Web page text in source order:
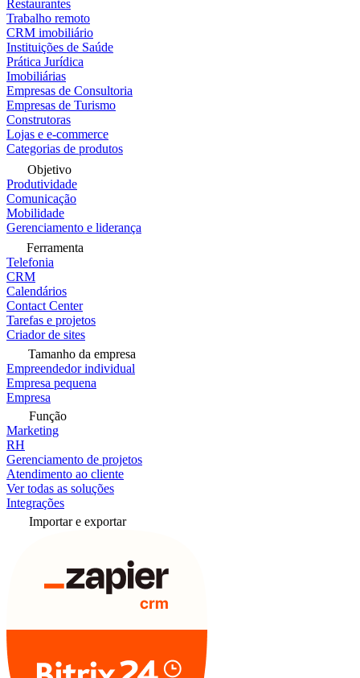
Restaurantes
Trabalho remoto
CRM imobiliário
Instituições de Saúde
Prática Jurídica
Imobiliárias
Empresas de Consultoria
Empresas de Turismo
Construtoras
Lojas e e-commerce
Categorias de produtos
Objetivo
Produtividade
Comunicação
Mobilidade
Gerenciamento e liderança
Ferramenta
Telefonia
CRM
Calendários
Contact Center
Tarefas e projetos
Criador de sites
Tamanho da empresa
Empreendedor individual
Empresa pequena
Empresa
Função
Marketing
RH
Gerenciamento de projetos
Atendimento ao cliente
Ver todas as soluções
Integrações
Importar e exportar